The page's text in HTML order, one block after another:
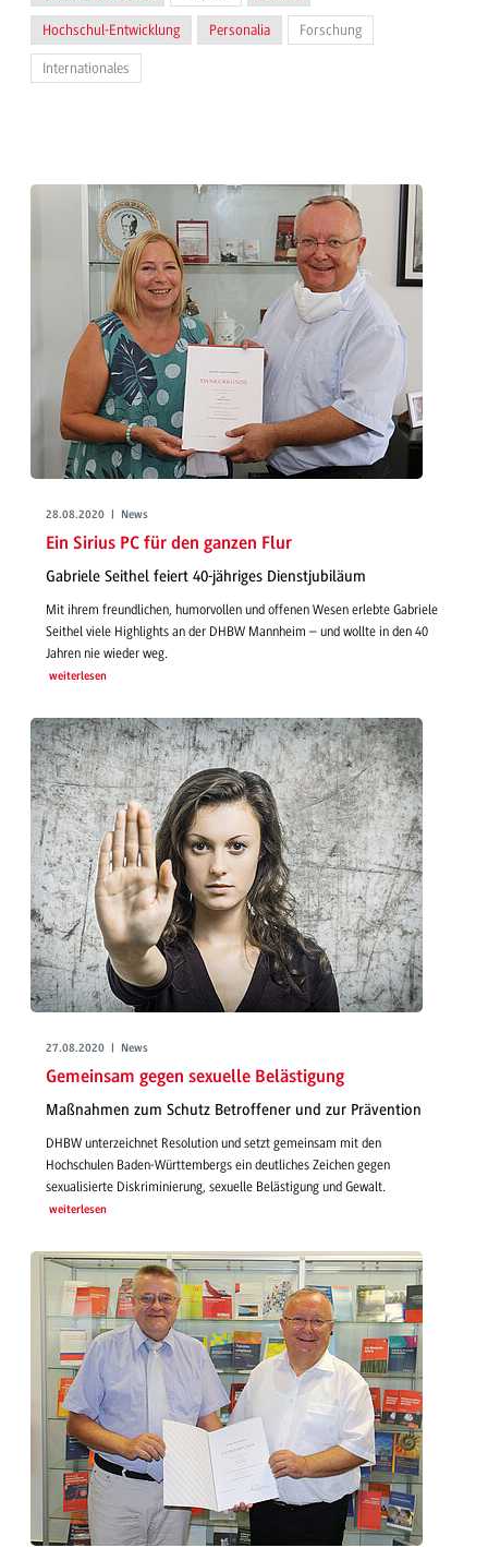
Hochschul-Entwicklung Personalia Forschung
Internationales
28.08.2020 | News
Ein Sirius PC für den ganzen Flur
Gabriele Seithel feiert 40-jähriges Dienstjubiläum
Mit ihrem freundlichen, humorvollen und offenen Wesen erlebte Gabriele
Seithel viele Highlights an der DHBW Mannheim – und wollte in den 40
Jahren nie wieder weg.
weiterlesen
27.08.2020 | News
Gemeinsam gegen sexuelle Belästigung
Maßnahmen zum Schutz Betroffener und zur Prävention
DHBW unterzeichnet Resolution und setzt gemeinsam mit den
Hochschulen Baden-Württembergs ein deutliches Zeichen gegen
sexualisierte Diskriminierung, sexuelle Belästigung und Gewalt.
weiterlesen